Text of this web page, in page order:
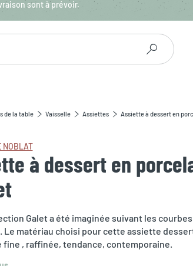
sont à prévoir.
de la table Vaisselle Assiettes Assiette à dessert en
NOBLAT
à dessert en
Galet a été imaginée suivant les
Le matériau choisi pour cette assiette
fine , raffinée, tendance, contemporaine.